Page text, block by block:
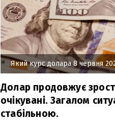
Який курс долара 8 червня
Долар продовжує
очікувані. Загалом
стабільною.